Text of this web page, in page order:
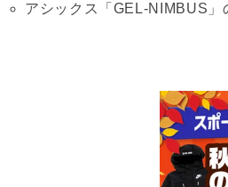
アシックス「GEL-NIMBUS